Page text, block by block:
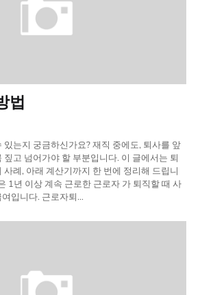
법
있는지 궁금하신가요? 재직 중에도, 퇴사를 앞
고 넘어가야 할 부분입니다. 이 글에서는 퇴
례, 아래 계산기까지 한 번에 정리해 드립니
1년 이상 계속 근로한 근로자 가 퇴직할 때 사
입니다. 근로자퇴…